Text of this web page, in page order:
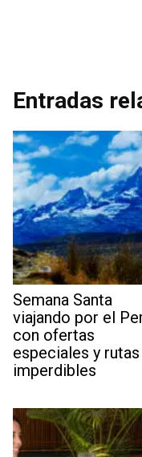
Entradas
Semana Santa
viajando por el
con ofertas
especiales y rutas
imperdibles